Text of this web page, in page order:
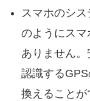
スマホのシ
のようにス
ありません
認識する
換えることが